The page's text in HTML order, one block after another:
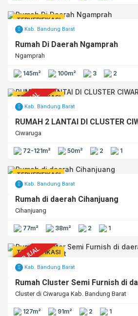
TERVERIFIKASI
Kab. Bandung Barat
Rumah Di Daerah Ngamprah
Ngamprah
145m² 100m² 3 2
TERJUAL
TERVERIFIKASI
Kab. Bandung Barat
RUMAH 2 LANTAI DI CLUSTER
Ciwaruga
72-121m² 50m² 2 1
TERVERIFIKASI
Kab. Bandung Barat
Rumah di daerah Cihanjuang
Cihanjuang
77m² 38m² 2 1
TERJUAL
TERVERIFIKASI
Kab. Bandung Barat
Cluster di Ciwaruga Kab. Bandung Barat
127m² 91m² 2 1